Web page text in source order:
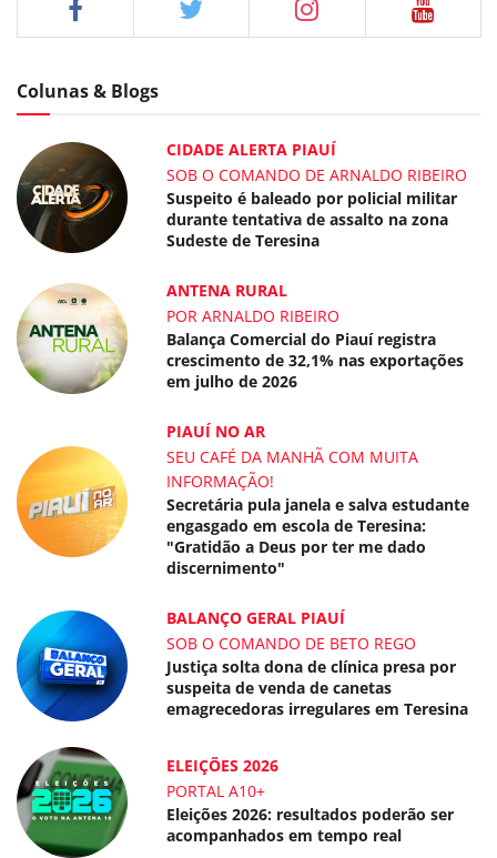
Colunas & Blogs
CIDADE ALERTA PIAUÍ
SOB O COMANDO DE ARNALDO RIBEIRO
Suspeito é baleado por policial militar
durante tentativa de assalto na zona
Sudeste de Teresina
ANTENA RURAL
POR ARNALDO RIBEIRO
Balança Comercial do Piauí registra
crescimento de 32,1% nas exportações
em julho de 2026
PIAUÍ NO AR
SEU CAFÉ DA MANHÃ COM MUITA
INFORMAÇÃO!
Secretária pula janela e salva estudante
engasgado em escola de Teresina:
"Gratidão a Deus por ter me dado
discernimento"
BALANÇO GERAL PIAUÍ
SOB O COMANDO DE BETO REGO
Justiça solta dona de clínica presa por
suspeita de venda de canetas
emagrecedoras irregulares em Teresina
ELEIÇÕES 2026
PORTAL A10+
Eleições 2026: resultados poderão ser
acompanhados em tempo real